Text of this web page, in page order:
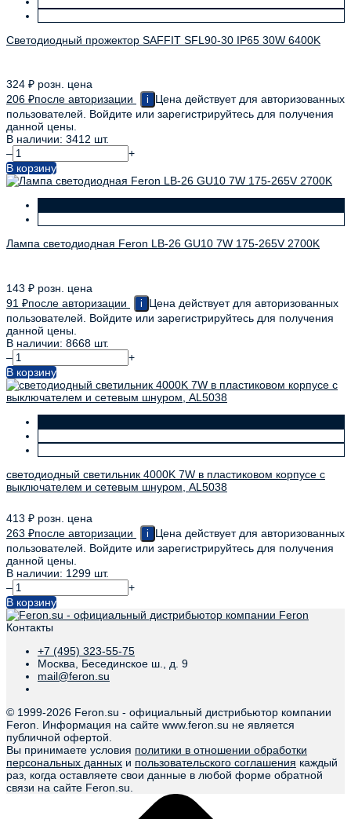
Светодиодный прожектор SAFFIT SFL90-30 IP65 30W 6400K
324 ₽ розн. цена
206 ₽после авторизации i
Цена действует для авторизованных
пользователей. Войдите или зарегистрируйтесь для получения
данной цены.
В наличии: 3412 шт.
–
+
В корзину
Лампа светодиодная Feron LB-26 GU10 7W 175-265V 2700K
143 ₽ розн. цена
91 ₽после авторизации i
Цена действует для авторизованных
пользователей. Войдите или зарегистрируйтесь для получения
данной цены.
В наличии: 8668 шт.
–
+
В корзину
светодиодный светильник 4000K 7W в пластиковом корпусе с
выключателем и сетевым шнуром, AL5038
413 ₽ розн. цена
263 ₽после авторизации i
Цена действует для авторизованных
пользователей. Войдите или зарегистрируйтесь для получения
данной цены.
В наличии: 1299 шт.
–
+
В корзину
Контакты
+7 (495) 323-55-75
Москва, Бесединское ш., д. 9
mail@feron.su
© 1999-2026 Feron.su - официальный дистрибьютор компании
Feron. Информация на сайте www.feron.su не является
публичной офертой.
Вы принимаете условия политики в отношении обработки
персональных данных и пользовательского соглашения каждый
раз, когда оставляете свои данные в любой форме обратной
связи на сайте Feron.su.